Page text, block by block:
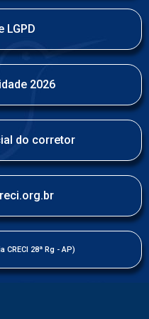
LGPD
2026
do corretor
CRECI 28ª Rg - AP)